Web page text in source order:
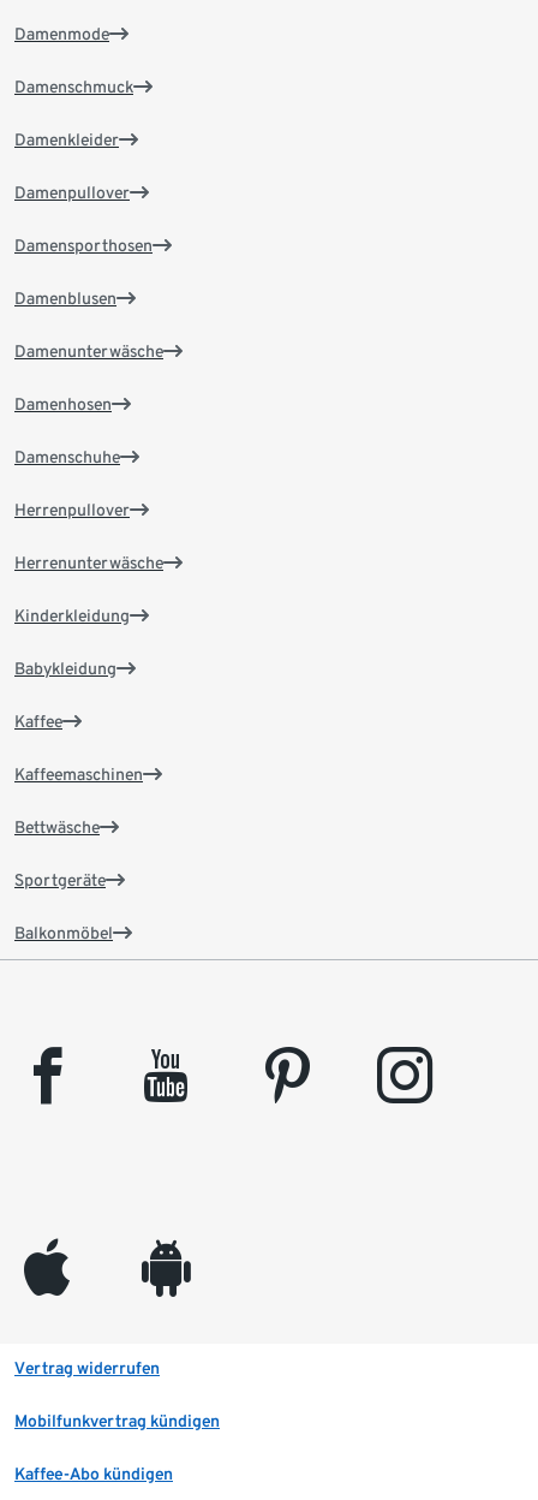
Damenmode
Damenschmuck
Damenkleider
Damenpullover
Damensporthosen
Damenblusen
Damenunterwäsche
Damenhosen
Damenschuhe
Herrenpullover
Herrenunterwäsche
Kinderkleidung
Babykleidung
Kaffee
Kaffeemaschinen
Bettwäsche
Sportgeräte
Balkonmöbel
facebook youtube pinterest instagram
appleinc android
Vertrag widerrufen
Mobilfunkvertrag kündigen
Kaffee-Abo kündigen